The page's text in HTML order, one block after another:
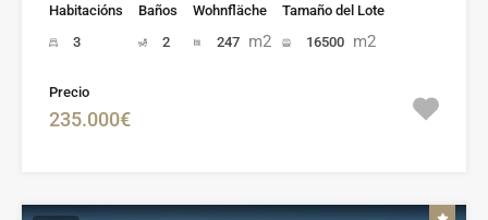
Habitacións
3
Baños
2
Wohnfläche
247 m2
Tamaño del Lote
16500 m2
Precio
235.000€